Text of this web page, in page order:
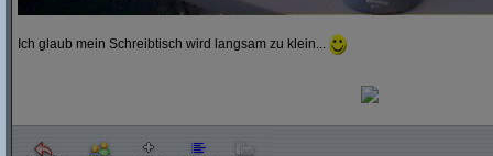
Ich glaub mein Schreibtisch wird langsam zu klein...